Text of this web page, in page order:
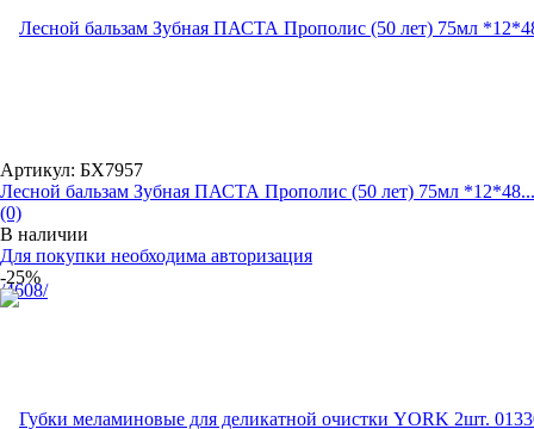
Артикул: БХ7957
Лесной бальзам Зубная ПАСТА Прополис (50 лет) 75мл *12*48...
(0)
В наличии
Для покупки необходима авторизация
-25%